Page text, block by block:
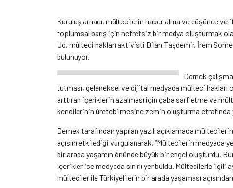
Kuruluş amacı, mültecilerin haber alma ve düşünce
toplumsal barış için nefretsiz bir medya oluşturmak
Ud, mülteci hakları aktivisti Dilan Taşdemir, İrem
bulunuyor.
Dernek
tutması, geleneksel ve dijital medyada mülteci
arttıran içeriklerin azalması için çaba sarf etme ve
kendilerinin üretebilmesine zemin oluşturma etrafında
Dernek tarafından yapılan yazılı açıklamada
açısını etkilediği vurgulanarak, “Mültecilerin medyada
bir arada yaşamın önünde büyük bir engel oluşturdu.
içerikler ise medyada sınırlı yer buldu. Mültecilerle ilgili
mülteciler ile Türkiyelilerin bir arada yaşaması